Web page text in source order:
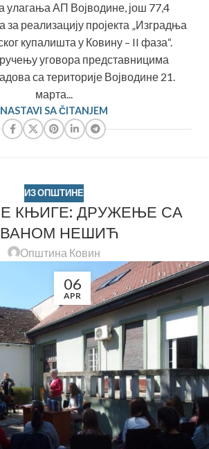
улагања АП Војводине, још 77,4
реализацију пројекта „Изградња
купалишта у Ковину – II фаза“.
уговора представницима
са територије Војводине 21.
марта...
NASTAVI SA ČITANJEM
ИЗ ОПШТИНЕ
КЊИГЕ: ДРУЖЕЊЕ СА
НЕШИЋ
Општина Ковин
06
APR